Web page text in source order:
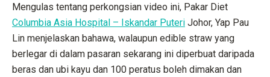
Mengulas tentang perkongsian video ini, Pakar Diet
Columbia Asia Hospital – Iskandar Puteri Johor, Yap Pau
Lin menjelaskan bahawa, walaupun edible straw yang
berlegar di dalam pasaran sekarang ini diperbuat daripada
beras dan ubi kayu dan 100 peratus boleh dimakan dan